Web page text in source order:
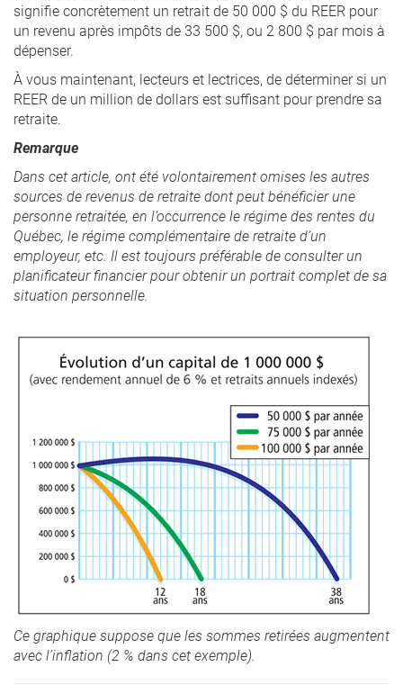
signifie concrètement un retrait de 50 000 $ du REER pour
un revenu après impôts de 33 500 $, ou 2 800 $ par mois à
dépenser.
À vous maintenant, lecteurs et lectrices, de déterminer si un
REER de un million de dollars est suffisant pour prendre sa
retraite.
Remarque
Dans cet article, ont été volontairement omises les autres
sources de revenus de retraite dont peut bénéficier une
personne retraitée, en l’occurrence le régime des rentes du
Québec, le régime complémentaire de retraite d’un
employeur, etc. Il est toujours préférable de consulter un
planificateur financier pour obtenir un portrait complet de sa
situation personnelle.
Ce graphique suppose que les sommes retirées augmentent
avec l’inflation (2 % dans cet exemple).